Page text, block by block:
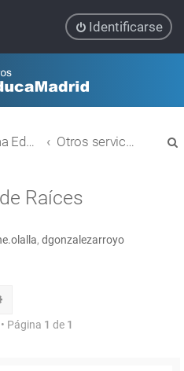
Identificarse
Plataforma Educativa EducaMadrid Otros servicios
Raíces
, dgonzalezarroyo
Página 1 de 1